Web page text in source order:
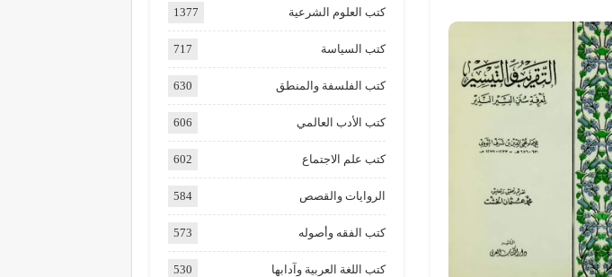
كتب العلوم الشرعية 1377
كتب السياسة 717
كتب الفلسفة والمنطق 630
كتب الأدب العالمي 606
كتب علم الاجتماع 602
الروايات والقصص 584
كتب الفقه وأصوله 573
كتب اللغة العربية وآدابها 530